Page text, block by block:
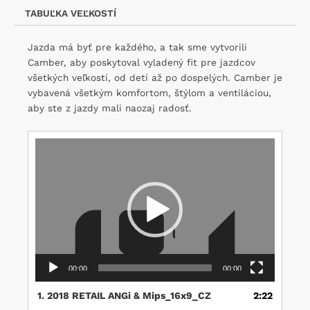
TABUĽKA VEĽKOSTÍ
Jazda má byť pre každého, a tak sme vytvorili
Camber, aby poskytoval vyladený fit pre jazdcov
všetkých veľkostí, od detí až po dospelých. Camber je
vybavená všetkým komfortom, štýlom a ventiláciou,
aby ste z jazdy mali naozaj radosť.
00:00 00:00
1. 2018 RETAIL ANGi & Mips_16x9_CZ 2:22